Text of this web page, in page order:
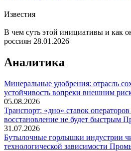
Известия
В чем суть этой инициативы и как
россиян 28.01.2026
Аналитика
Минеральные удобрения: отрасль
устойчивость вопреки внешним
05.08.2026
Транспорт: «дно» ставок
восстановление не будет быстрым
31.07.2026
Бутылочные горлышки индустрии
технологической зависимости